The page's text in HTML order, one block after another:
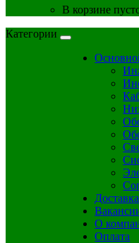
В корзине
Категории
Доставка
О
Оплата